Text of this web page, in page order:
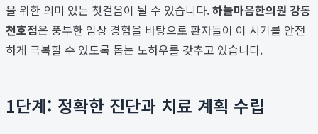
을 위한 의미 있는 첫걸음이 될 수 있습니다.하늘마음한의원 강동
천호점은 풍부한 임상 경험을 바탕으로 환자들이 이 시기를 안전
하게 극복할 수 있도록 돕는 노하우를 갖추고 있습니다.
1단계: 정확한 진단과 치료 계획 수립